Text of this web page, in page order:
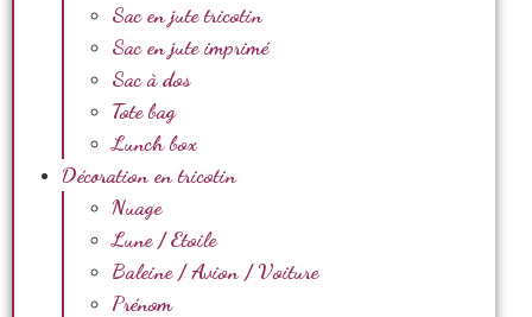
Sac en jute tricotin
Sac en jute imprimé
Sac à dos
Tote bag
Lunch box
Décoration en tricotin
Nuage
Lune / Etoile
Baleine / Avion / Voiture
Prénom